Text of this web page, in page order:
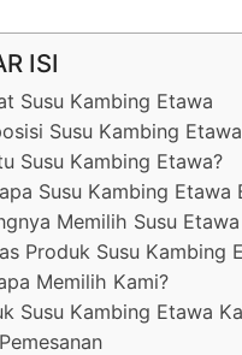
ISI
Susu Kambing Etawa
Susu Kambing
Susu Kambing Etawa?
Susu Kambing Etawa
Memilih Susu
Produk Susu Kambing
Memilih Kami?
Susu Kambing Etawa